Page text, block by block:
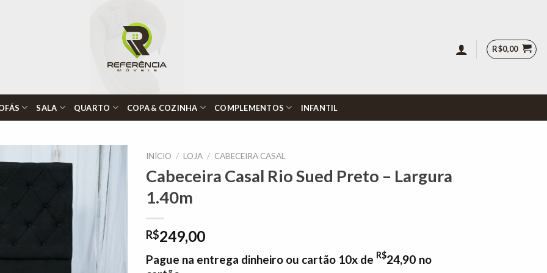
R$0,00
SALA QUARTO COPA & COZINHA COMPLEMENTOS INFANTIL
Adicionar
à lista de
desejos"
INÍCIO / LOJA / CABECEIRA CASAL
Cabeceira Casal Rio Sued Preto – Largura
1.40m
R$249,00
Pague na entrega dinheiro ou cartão 10x de R$24,90 no